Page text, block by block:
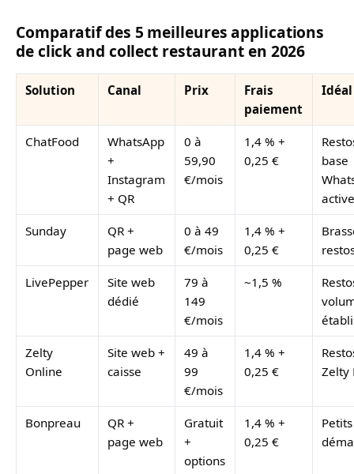
Comparatif des 5 meilleures applications
de click and collect restaurant en 2026
Solution Canal Prix
Frais
paiement
ChatFood
WhatsApp
+
Instagram
+ QR
0 à
59,90
€/mois
1,4 % +
0,25 €
base
Sunday
QR +
page web
0 à 49
€/mois
1,4 % +
0,25 €
LivePepper
Site web
dédié
79 à
149
€/mois
~1,5 %
établi
Zelty
Online
Site web +
caisse
49 à
99
€/mois
1,4 % +
0,25 €
Zelty
Bonpreau
QR +
page web
Gratuit
+
options
1,4 % +
0,25 €